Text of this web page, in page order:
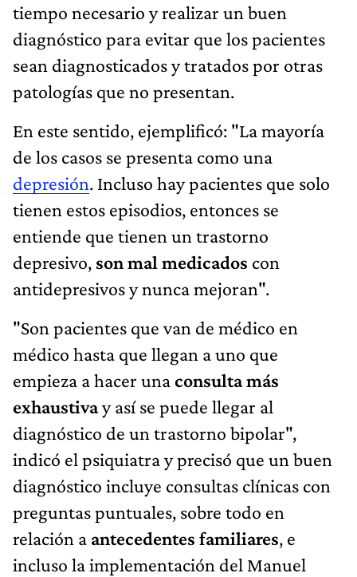
tiempo necesario y realizar un buen
diagnóstico para evitar que los pacientes
sean diagnosticados y tratados por otras
patologías que no presentan.
En este sentido, ejemplificó: "La mayoría
de los casos se presenta como una
depresión. Incluso hay pacientes que solo
tienen estos episodios, entonces se
entiende que tienen un trastorno
depresivo, son mal medicados con
antidepresivos y nunca mejoran".
"Son pacientes que van de médico en
médico hasta que llegan a uno que
empieza a hacer unaconsulta más
exhaustivay así se puede llegar al
diagnóstico de un trastorno bipolar",
indicó el psiquiatra y precisó que un buen
diagnóstico incluye consultas clínicas con
preguntas puntuales, sobre todo en
relación a antecedentes familiares, e
incluso la implementación del Manuel